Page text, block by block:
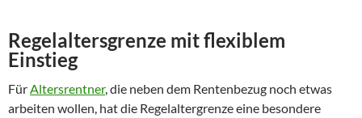
Regelaltersgrenze mit flexiblem
Einstieg
FürAltersrentner, die neben dem Rentenbezug noch etwas
arbeiten wollen, hat die Regelaltergrenze eine besondere